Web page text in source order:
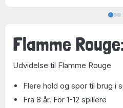
Flamme
Udvidelse til Flamme Rouge
Flere hold og spor til brug i
Fra 8 år. For 1-12 spillere